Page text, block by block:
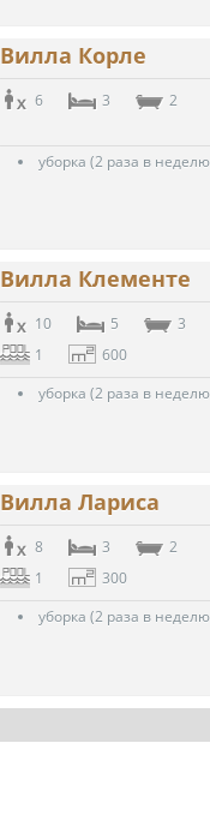
Вилла Корле
6 3 2
уборка (2 раза в
Вилла Клементе
10 5
3
1
600
уборка (2 раза в
Вилла Лариса
8 3
2
1
300
уборка (2 раза в